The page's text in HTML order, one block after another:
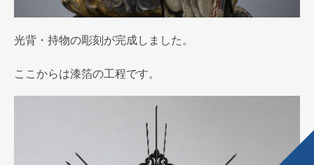
光背・持物の彫刻が完成しました。
ここからは漆箔の工程です。